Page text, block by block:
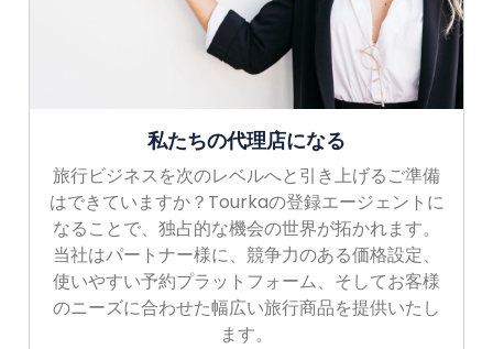
私たちの代理店になる
旅行ビジネスを次のレベルへと引き上げるご準備
はできていますか？Tourkaの登録エージェントに
なることで、独占的な機会の世界が拓かれます。
当社はパートナー様に、競争力のある価格設定、
使いやすい予約プラットフォーム、そしてお客様
のニーズに合わせた幅広い旅行商品を提供いたし
ます。